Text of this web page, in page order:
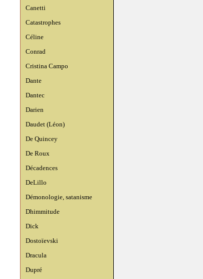
Canetti
Catastrophes
Céline
Conrad
Cristina Campo
Dante
Dantec
Darien
Daudet (Léon)
De Quincey
De Roux
Décadences
DeLillo
Démonologie, satanisme
Dhimmitude
Dick
Dostoïevski
Dracula
Dupré